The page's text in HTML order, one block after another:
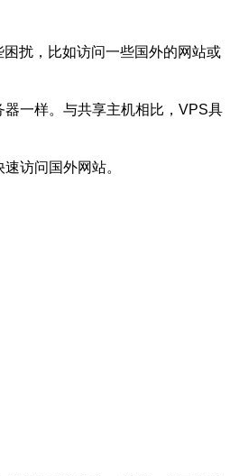
扰，比如访问一些国外的网站或
一样。与共享主机相比，VPS具
访问国外网站。